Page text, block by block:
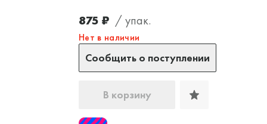
875 ₽ / упак.
Нет в наличии
Сообщить о поступлении
В корзину